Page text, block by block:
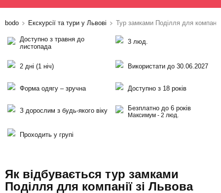
bodo Екскурсії та тури у Львові Тур замками Поділля для компанії
Доступно з травня до
листопада
3 люд.
2 дні (1 ніч) Використати до 30.06.2027
Форма одягу – зручна Доступно з 18 років
З дорослим з будь-якого віку Безплатно до 6 років
Максимум - 2 люд.
Проходить у групі
Як відбувається тур замками
Поділля для компанії зі Львова